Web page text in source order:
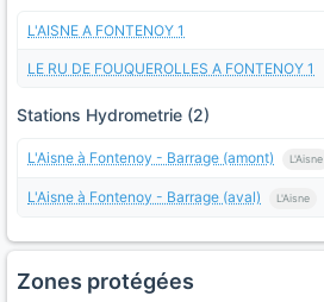
L'AISNE A FONTENOY 1
LE RU DE FOUQUEROLLES A FONTENOY 1
Stations Hydrometrie (2)
L'Aisne à Fontenoy - Barrage (amont) L'Aisne
L'Aisne à Fontenoy - Barrage (aval) L'Aisne
Zones protégées